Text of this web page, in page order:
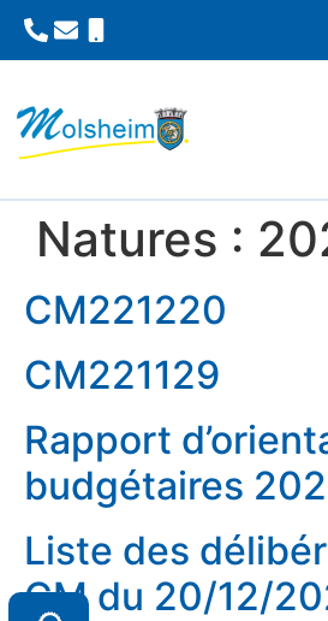
Natures :
CM221220
CM221129
Rapport
budgétaires
Liste des
CM du 20/12/
Panneau de gestion des cookies